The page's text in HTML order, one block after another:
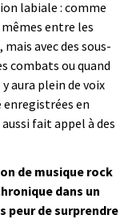
labiale : comme
entre les
avec des sous-
combats ou quand
aura plein de voix
en
fait appel à des
de musique rock
dans un
peur de surprendre